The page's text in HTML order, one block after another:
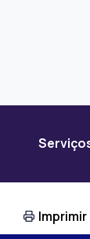
Imprimir